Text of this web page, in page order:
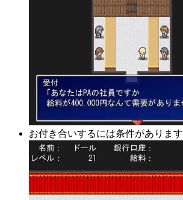
お付き合いするには条件があります